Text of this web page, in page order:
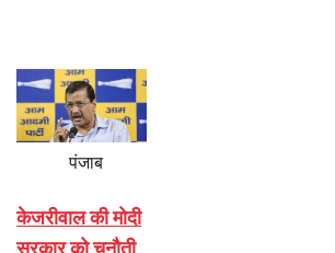
पंजाब
केजरीवाल की मोदी
सरकार को चुनौती,